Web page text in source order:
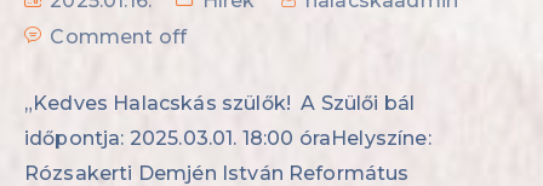
Comment off
„Kedves Halacskás szülők! A Szülői bál
időpontja: 2025.03.01. 18:00 óraHelyszíne:
Rózsakerti Demjén István Református